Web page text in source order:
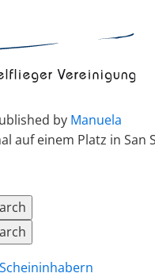
by Manuela
auf einem Platz in